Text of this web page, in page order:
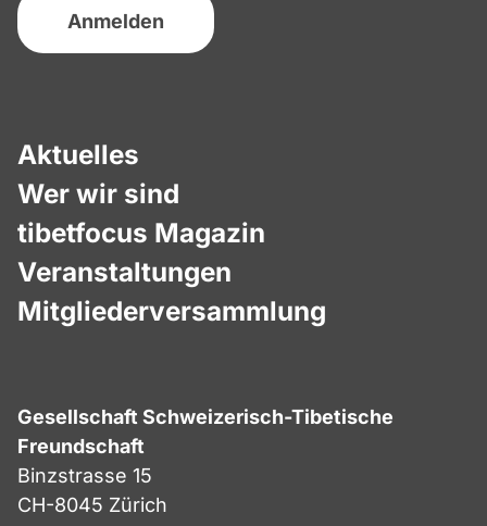
Aktuelles
Wer wir sind
tibetfocus Magazin
Veranstaltungen
Mitgliederversammlung
Gesellschaft Schweizerisch-Tibetische
Freundschaft
Binzstrasse 15
CH-8045 Zürich